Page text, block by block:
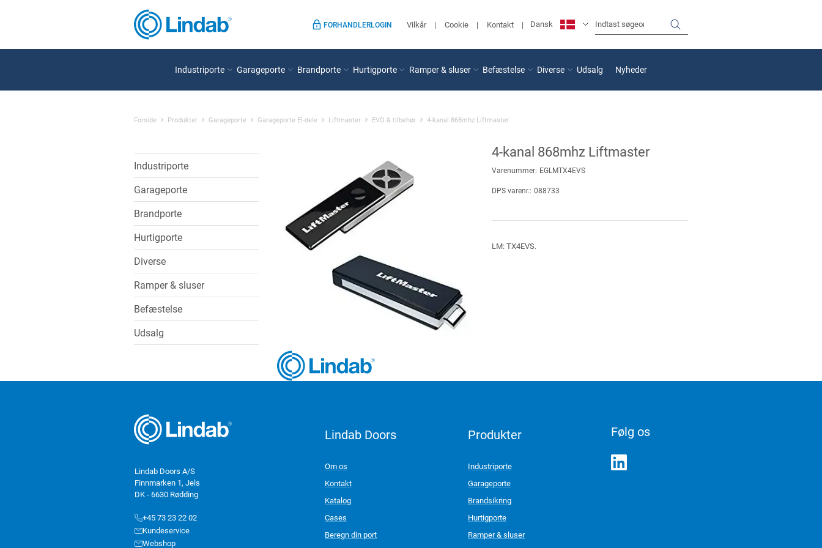
FORHANDLERLOGIN Vilkår Cookie Kontakt Dansk
Industriporte Garageporte Brandporte Hurtigporte Ramper & sluser Befæstelse Diverse Udsalg Nyheder
Forside Produkter Garageporte Garageporte El-dele Liftmaster EVO & tilbehør 4-kanal 868mhz Liftmaster
Industriporte
Garageporte
Brandporte
Hurtigporte
Diverse
Ramper & sluser
Befæstelse
Udsalg
4-kanal 868mhz Liftmaster
Varenummer: EGLMTX4EVS
DPS varenr.: 088733
LM: TX4EVS.
Lindab Doors A/S
Finnmarken 1, Jels
DK - 6630 Rødding
+45 73 23 22 02
Kundeservice
Webshop
Lindab Doors
Om os
Kontakt
Katalog
Cases
Beregn din port
Produkter
Industriporte
Garageporte
Brandsikring
Hurtigporte
Ramper & sluser
Følg os